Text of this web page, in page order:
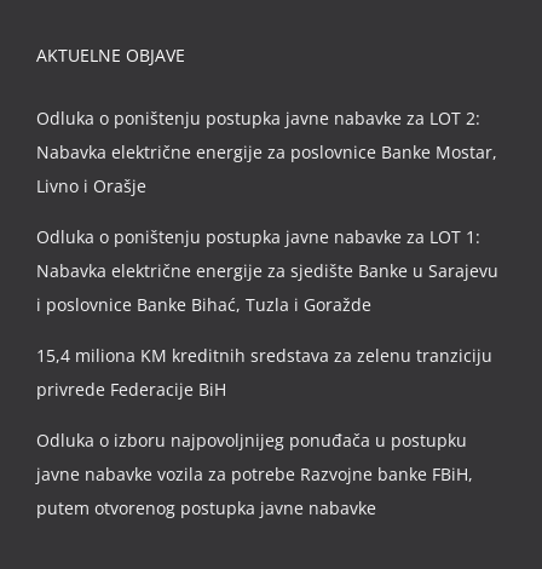
AKTUELNE OBJAVE
Odluka o poništenju postupka javne nabavke za LOT 2:
Nabavka električne energije za poslovnice Banke Mostar,
Livno i Orašje
Odluka o poništenju postupka javne nabavke za LOT 1:
Nabavka električne energije za sjedište Banke u Sarajevu
i poslovnice Banke Bihać, Tuzla i Goražde
15,4 miliona KM kreditnih sredstava za zelenu tranziciju
privrede Federacije BiH
Odluka o izboru najpovoljnijeg ponuđača u postupku
javne nabavke vozila za potrebe Razvojne banke FBiH,
putem otvorenog postupka javne nabavke